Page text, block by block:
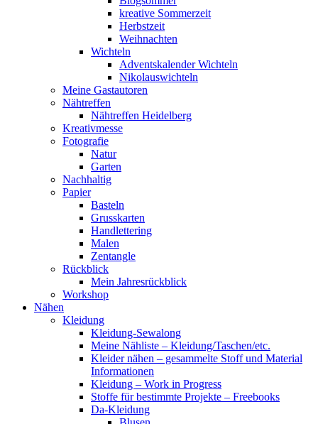
kreative Sommerzeit
Herbstzeit
Weihnachten
Wichteln
Adventskalender Wichteln
Nikolauswichteln
Meine Gastautoren
Nähtreffen
Nähtreffen Heidelberg
Kreativmesse
Fotografie
Natur
Garten
Nachhaltig
Papier
Basteln
Grusskarten
Handlettering
Malen
Zentangle
Rückblick
Mein Jahresrückblick
Workshop
Nähen
Kleidung
Kleidung-Sewalong
Meine Nähliste – Kleidung/Taschen/etc.
Kleider nähen – gesammelte Stoff und Material
Informationen
Kleidung – Work in Progress
Stoffe für bestimmte Projekte – Freebooks
Da-Kleidung